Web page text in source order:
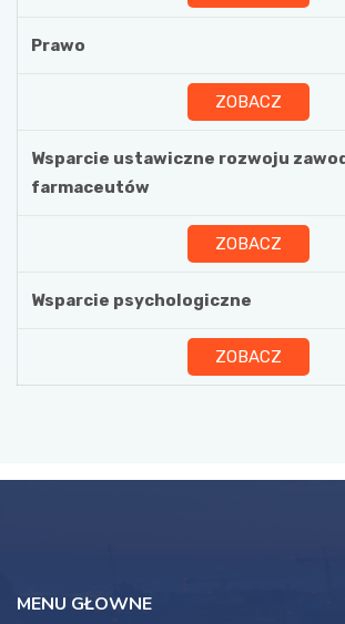
Prawo
ZOBACZ
Wsparcie ustawiczne rozwoju
farmaceutów
ZOBACZ
Wsparcie psychologiczne
ZOBACZ
MENU GŁOWNE